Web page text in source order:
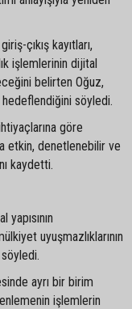
çıkış kayıtları,
işlemlerinin dijital
belirten Oğuz,
hedeflendiğini söyledi.
göre
etkin, denetlenebilir ve
kaydetti.
uyuşmazlıklarının
ayrı bir birim
işlemlerin